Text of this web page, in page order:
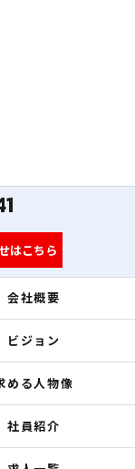
はこちら
会社概要
ビジョン
める人物像
社員紹介